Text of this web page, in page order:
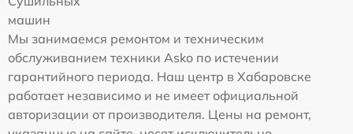
машин
Мы занимаемся ремонтом и техническим
обслуживанием техники Asko по истечении
гарантийного периода. Наш центр в Хабаровске
работает независимо и не имеет официальной
авторизации от производителя. Цены на ремонт,